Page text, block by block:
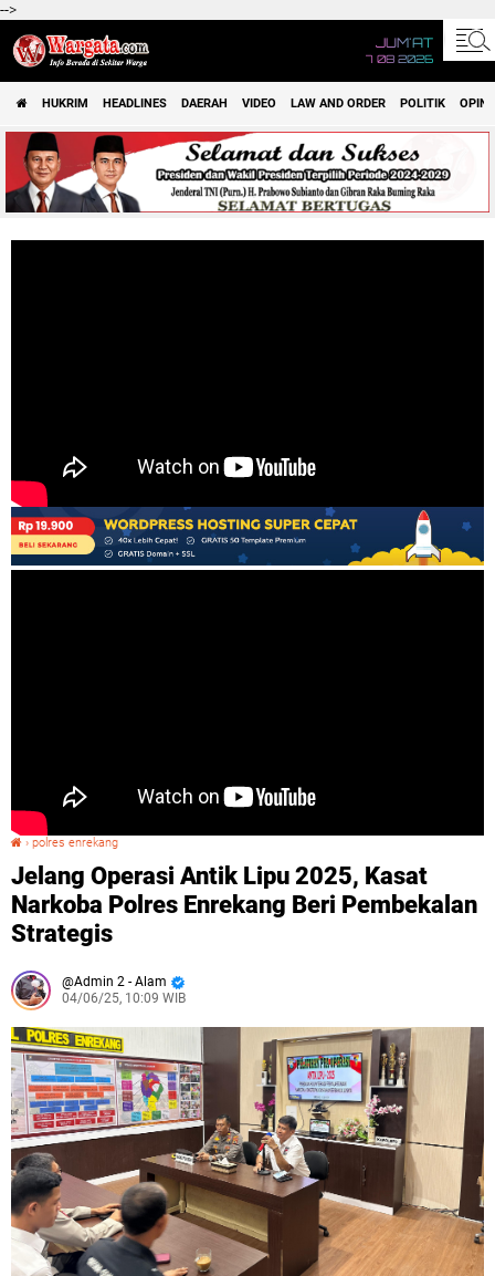
-->
JUM'AT
7 08 2026
HUKRIM HEADLINES DAERAH VIDEO LAW AND ORDER POLITIK OPINI
› polres enrekang
Jelang Operasi Antik Lipu 2025, Kasat
Narkoba Polres Enrekang Beri Pembekalan
Strategis
Admin 2 - Alam
04/06/25, 10:09 WIB